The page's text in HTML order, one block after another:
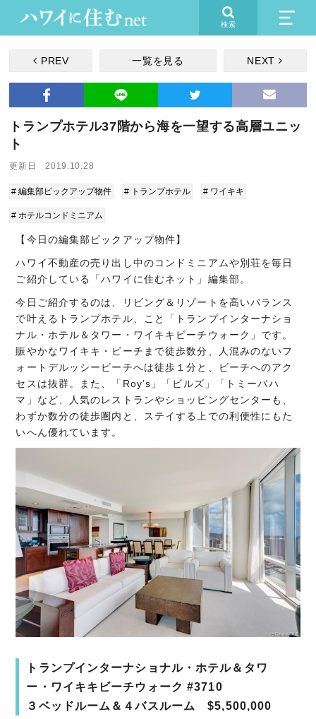
検索
PREV 一覧を見る NEXT
トランプホテル37階から海を一望する高層ユニッ
ト
更新日 2019.10.28
# 編集部ピックアップ物件 # トランプホテル # ワイキキ
# ホテルコンドミニアム
【今日の編集部ピックアップ物件】
ハワイ不動産の売り出し中のコンドミニアムや別荘を毎日
ご紹介している「ハワイに住むネット」編集部。
今日ご紹介するのは、リビング＆リゾートを高いバランス
で叶えるトランプホテル、こと「トランプインターナショ
ナル・ホテル＆タワー・ワイキキビーチウォーク」です。
賑やかなワイキキ・ビーチまで徒歩数分、人混みのないフ
ォートデルッシービーチへは徒歩１分と、ビーチへのアク
セスは抜群。また、「Roy’s」「ビルズ」「トミーバハ
マ」など、人気のレストランやショッピングセンターも、
わずか数分の徒歩圏内と、ステイする上での利便性にもた
いへん優れています。
トランプインターナショナル・ホテル＆タワ
ー・ワイキキビーチウォーク #3710
３ベッドルーム＆４バスルーム $5,500,000